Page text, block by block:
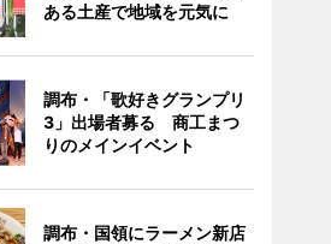
ある土産で地域を元気に
調布・「歌好きグランプリ
3」出場者募る 商工まつ
りのメインイベント
調布・国領にラーメン新店